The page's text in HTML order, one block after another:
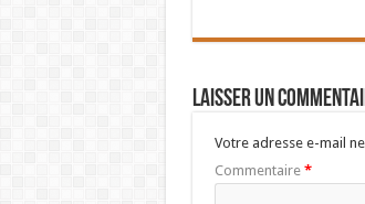
Laisser un
Votre adresse e-mail
Commentaire *